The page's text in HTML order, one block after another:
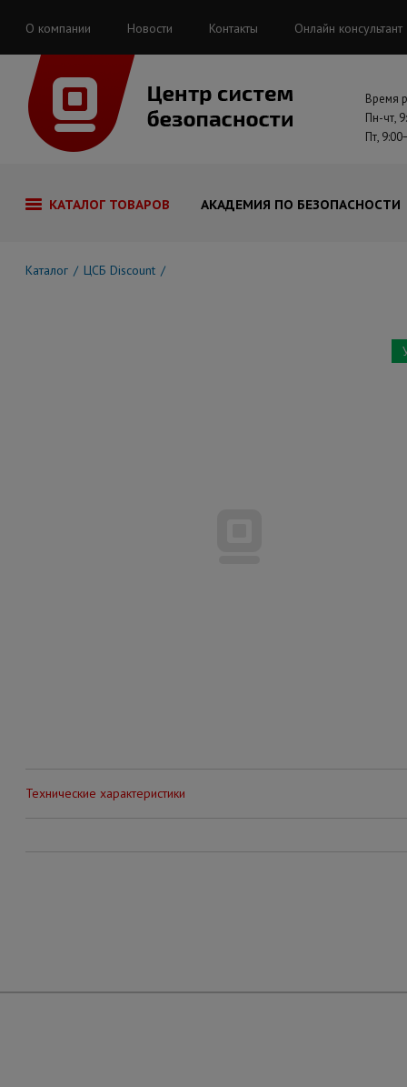
О компании Новости Контакты Онлайн консультант
Время
Пн-чт,
Пт,
КАТАЛОГ ТОВАРОВ АКАДЕМИЯ ПО БЕЗОПАСНОСТИ
Каталог ЦСБ Discount
Технические характеристики